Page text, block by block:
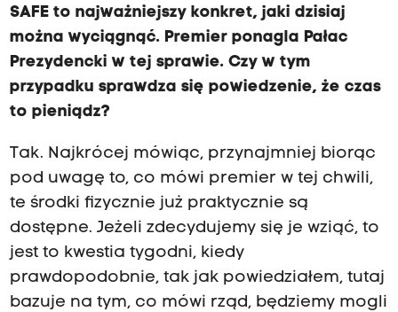
SAFE to najważniejszy konkret, jaki dzisiaj
można wyciągnąć. Premier ponagla Pałac
Prezydencki w tej sprawie. Czy w tym
przypadku sprawdza się powiedzenie, że czas
to pieniądz?
Tak. Najkrócej mówiąc, przynajmniej biorąc
pod uwagę to, co mówi premier w tej chwili,
te środki fizycznie już praktycznie są
dostępne. Jeżeli zdecydujemy się je wziąć, to
jest to kwestia tygodni, kiedy
prawdopodobnie, tak jak powiedziałem, tutaj
bazuje na tym, co mówi rząd, będziemy mogli